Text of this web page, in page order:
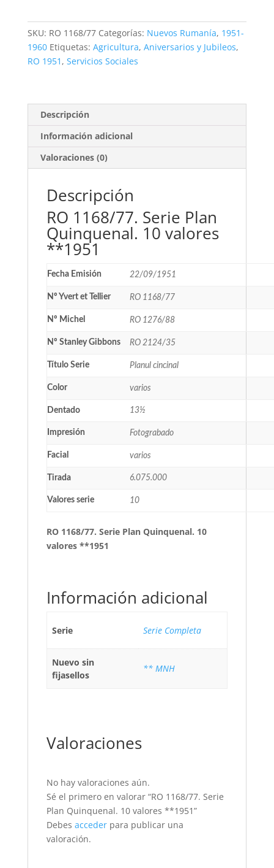
Quinquenal.
10
valores
SKU: RO 1168/77 Categorías: Nuevos Rumanía, 1951-
1960 Etiquetas: Agricultura, Aniversarios y Jubileos,
RO 1951 , Servicios Sociales
Descripción
Información adicional
Valoraciones (0)
Descripción
RO 1168/77. Serie Plan
Quinquenal. 10 valores
**1951
Fecha Emisión 22/09/1951
Nº Yvert et Tellier RO 1168/77
Nº Michel RO 1276/88
Nº Stanley Gibbons RO 2124/35
Título Serie Planul cincinal
Color varios
Dentado 13½
Impresión Fotograbado
Facial varios
Tirada 6.075.000
Valores serie 10
RO 1168/77. Serie Plan Quinquenal. 10
valores **1951
Información adicional
Serie Serie Completa
Nuevo sin
fijasellos
** MNH
Valoraciones
No hay valoraciones aún.
Sé el primero en valorar “RO 1168/77. Serie
Plan Quinquenal. 10 valores **1951”
Debes accederpara publicar una
valoración.